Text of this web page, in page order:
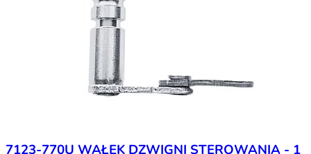
7123-770U WAŁEK DZWIGNI STEROWANIA - 1